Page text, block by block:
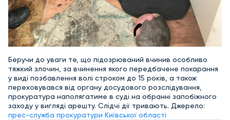
Беручи до уваги те, що підозрюваний вчинив особливо
тяжкий злочин, за вчинення якого передбачене покарання
у виді позбавлення волі строком до 15 років, а також
переховувався від органу досудового розслідування,
прокуратура наполягатиме в суді на обранні запобіжного
заходу у вигляді арешту. Слідчі дії тривають. Джерело:
прес-служба прокуратури Київської області